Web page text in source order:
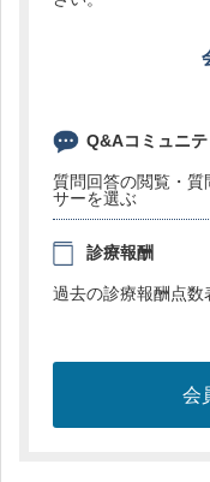
Q&Aコミュニ
質問回答の閲覧・質
サーを選ぶ
診療報酬
過去の診療報酬点数
会